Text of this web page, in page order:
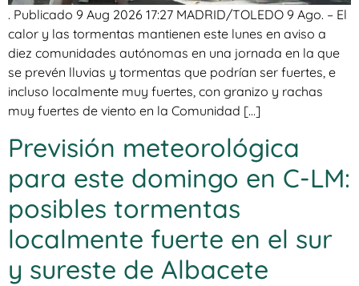
. Publicado 9 Aug 2026 17:27 MADRID/TOLEDO 9 Ago. – El
calor y las tormentas mantienen este lunes en aviso a
diez comunidades autónomas en una jornada en la que
se prevén lluvias y tormentas que podrían ser fuertes, e
incluso localmente muy fuertes, con granizo y rachas
muy fuertes de viento en la Comunidad […]
Previsión meteorológica
para este domingo en C-LM:
posibles tormentas
localmente fuerte en el sur
y sureste de Albacete